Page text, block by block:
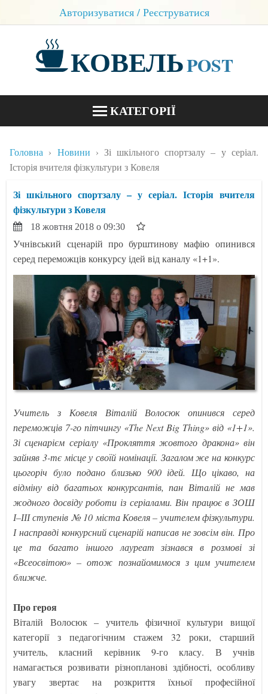
Авторизуватися / Реєструватися
КОВЕЛЬPOST
КАТЕГОРІЇ
БЛОГИ
Головна Новини
Зі шкільного спортзалу – у серіал.
Історія вчителя фізкультури з Ковеля
Зі шкільного спортзалу – у серіал. Історія вчителя
фізкультури з Ковеля
18 жовтня 2018 о 09:30
Учнівський сценарій про бурштинову мафію опинився
серед переможців конкурсу ідей від каналу «1+1».
Учитель з Ковеля Віталій Волосюк опинився серед
переможців 7-го пітчингу «The Next Big Thing» від «1+1».
Зі сценарієм серіалу «Прокляття жовтого дракона» він
зайняв 3-тє місце у своїй номінації. Загалом же на конкурс
цьогоріч було подано близько 900 ідей. Що цікаво, на
відміну від багатьох конкурсантів, пан Віталій не мав
жодного досвіду роботи із серіалами. Він працює в ЗОШ
І–ІІІ ступенів № 10 міста Ковеля – учителем фізкультури.
І насправді конкурсний сценарій написав не зовсім він. Про
це та багато іншого лауреат зізнався в розмові зі
«Всеосвітою» – отож познайомимося з цим учителем
ближче.
Про героя
Віталій Волосюк – учитель фізичної культури вищої
категорії з педагогічним стажем 32 роки, старший
учитель, класний керівник 9-го класу. В учнів
намагається розвивати різнопланові здібності, особливу
увагу звертає на розкриття їхньої професійної